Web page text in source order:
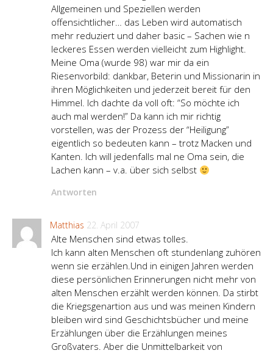
Allgemeinen und Speziellen werden
offensichtlicher… das Leben wird automatisch
mehr reduziert und daher basic – Sachen wie n
leckeres Essen werden vielleicht zum Highlight.
Meine Oma (wurde 98) war mir da ein
Riesenvorbild: dankbar, Beterin und Missionarin in
ihren Möglichkeiten und jederzeit bereit für den
Himmel. Ich dachte da voll oft: “So möchte ich
auch mal werden!” Da kann ich mir richtig
vorstellen, was der Prozess der “Heiligung”
eigentlich so bedeuten kann – trotz Macken und
Kanten. Ich will jedenfalls mal ne Oma sein, die
Lachen kann – v.a. über sich selbst
Antworten
Matthias 22. April 2007
Alte Menschen sind etwas tolles.
Ich kann alten Menschen oft stundenlang zuhören
wenn sie erzählen.Und in einigen Jahren werden
diese persönlichen Erinnerungen nicht mehr von
alten Menschen erzählt werden können. Da stirbt
die Kriegsgenartion aus und was meinen Kindern
bleiben wird sind Geschichtsbücher und meine
Erzählungen über die Erzählungen meines
Großvaters. Aber die Unmittelbarkeit von